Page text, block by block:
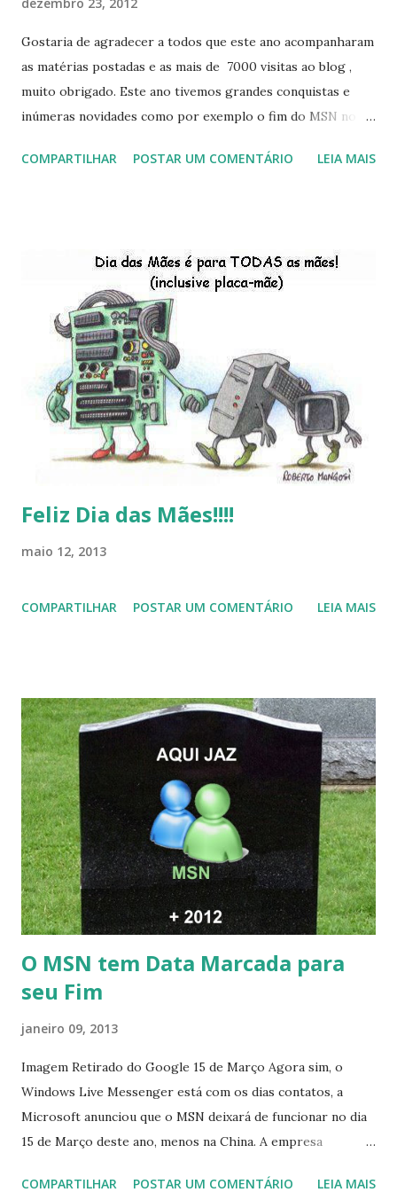
Gostaria de agradecer a todos que este ano acompanharam
as matérias postadas e as mais de 7000 visitas ao blog ,
muito obrigado. Este ano tivemos grandes conquistas e
inúmeras novidades como por exemplo o fim do MSN no
do Kaiana que será lançada em 2013, distro nacional , a
do LibreOffice , o IX Latinoware, a Microsoft boicotando o
Linux (como sempre), o lançamento do Windows 8 e a sua
baixa taxa de adesão pelos usuários, entre out ros. Gostaria
de desejar a todos Boas Festas e que em 2013 possamos
estar juntos novamente. Feliz Natal!!!! F eli z 2013 a todos!!!
COMPARTILHAR POSTAR UM COMENTÁRIO LEIA MAIS
Feliz Dia das Mães!!!!
maio 12, 2013
COMPARTILHAR POSTAR UM COMENTÁRIO LEIA MAIS
O MSN tem Data Marcada para
seu Fim
janeiro 09, 2013
Imagem Retirado do Google 15 de Março Agora sim, o
Windows Live Messenger está com os dias contatos, a
Microsoft anunciou que o MSN deixará de funcionar no dia
15 de Março deste ano, menos na China. A empresa
integrado com o serviço do MSN, segundo a empresa, os
COMPARTILHAR POSTAR UM COMENTÁRIO LEIA MAIS